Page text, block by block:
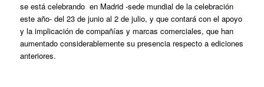
se está celebrando en Madrid -sede mundial de la celebración
este año- del 23 de junio al 2 de julio, y que contará con el apoyo
y la implicación de compañías y marcas comerciales, que han
aumentado considerablemente su presencia respecto a ediciones
anteriores.